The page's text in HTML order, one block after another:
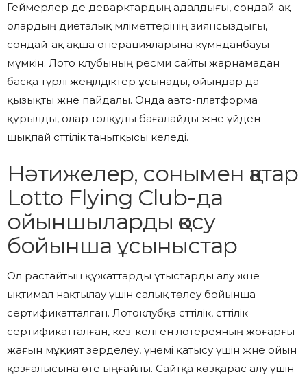
Геймерлер де деварктардың адалдығы, сондай-ақ
олардың диеталық мәліметтерінің зиянсыздығы,
сондай-ақ ақша операцияларына күмәнданбауы
мүмкін. Лото клубының ресми сайты жарнамадан
басқа түрлі жеңілдіктер ұсынады, ойындар да
қызықты және пайдалы. Онда авто-платформа
құрылды, олар толқуды бағалайды және үйден
шықпай сәттілік танытқысы келеді.
Нәтижелер, сонымен қатар
Lotto Flying Club-да
ойыншыларды қосу
бойынша ұсыныстар
Ол растайтын құжаттарды ұтыстарды алу және
ықтимал нақтылау үшін салық төлеу бойынша
сертификатталған. Лотоклубқа сәттілік, сәттілік
сертификатталған, кез-келген лотереяның жоғарғы
жағын мұқият зерделеу, үнемі қатысу үшін және ойын
қозғалысына өте ыңғайлы. Сайтқа көзқарас алу үшін